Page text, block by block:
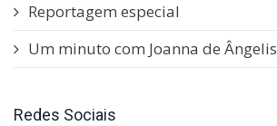
Reportagem especial
Um minuto com Joanna de Ângelis
Redes Sociais